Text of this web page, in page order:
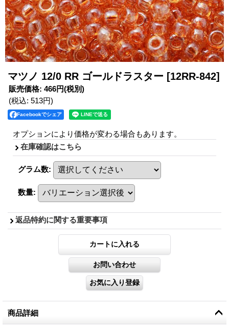
マツノ 12/0 RR ゴールドラスター [12RR-842]
販売価格: 466円(税別)
(税込: 513円)
Facebookでシェア
オプションにより価格が変わる場合もあります。
在庫確認はこちら
グラム数:
数量:
返品特約に関する重要事項
商品詳細